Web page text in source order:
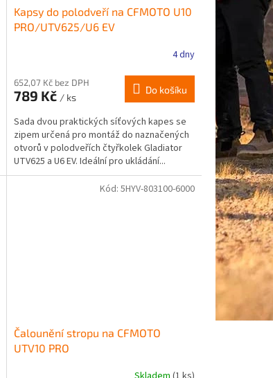
Kapsy do polodveří na CFMOTO U10
PRO/UTV625/U6 EV
4 dny
652,07 Kč bez DPH
789 Kč / ks
Do košíku
Sada dvou praktických síťových kapes se
zipem určená pro montáž do naznačených
otvorů v polodveřích čtyřkolek Gladiator
UTV625 a U6 EV. Ideální pro ukládání...
Čalounění stropu na CFMOTO
UTV10 PRO
Kód: 5HYV-803100-6000